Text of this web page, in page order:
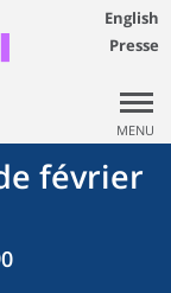
English
Presse
MENU
février